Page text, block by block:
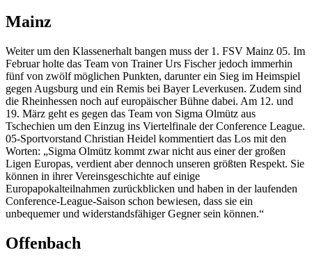
Mainz
Weiter um den Klassenerhalt bangen muss der 1. FSV Mainz 05. Im
Februar holte das Team von Trainer Urs Fischer jedoch immerhin
fünf von zwölf möglichen Punkten, darunter ein Sieg im Heimspiel
gegen Augsburg und ein Remis bei Bayer Leverkusen. Zudem sind
die Rheinhessen noch auf europäischer Bühne dabei. Am 12. und
19. März geht es gegen das Team von Sigma Olmütz aus
Tschechien um den Einzug ins Viertelfinale der Conference League.
05-Sportvorstand Christian Heidel kommentiert das Los mit den
Worten: „Sigma Olmütz kommt zwar nicht aus einer der großen
Ligen Europas, verdient aber dennoch unseren größten Respekt. Sie
können in ihrer Vereinsgeschichte auf einige
Europapokalteilnahmen zurückblicken und haben in der laufenden
Conference-League-Saison schon bewiesen, dass sie ein
unbequemer und widerstandsfähiger Gegner sein können.“
Offenbach